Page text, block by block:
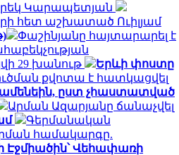
Կարապետյան
հետ աշխատած Ուիլյամ
Փաշինյանը հայտարարել է
29 խանութ
Երևի փոստը
քվոտա է հատկացվել
ըստ չհաստատված
Արման Ազարյանը ճանաչվել
Գերմանական
համակարգը.
Էջմիածին՝ Վեհափառի